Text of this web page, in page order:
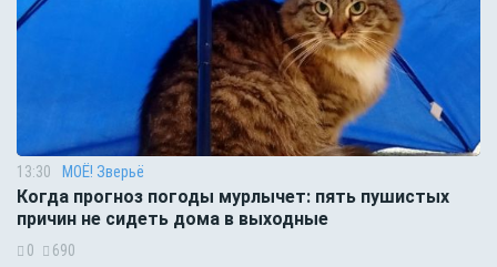
13:30 МОЁ! Зверьё
Когда прогноз погоды мурлычет: пять пушистых
причин не сидеть дома в выходные
0 690